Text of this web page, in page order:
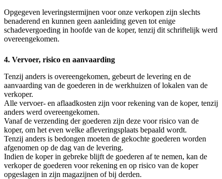
Opgegeven leveringstermijnen voor onze verkopen zijn slechts
benaderend en kunnen geen aanleiding geven tot enige
schadevergoeding in hoofde van de koper, tenzij dit schriftelijk werd
overeengekomen.
4. Vervoer, risico en aanvaarding
Tenzij anders is overeengekomen, gebeurt de levering en de
aanvaarding van de goederen in de werkhuizen of lokalen van de
verkoper.
Alle vervoer- en aflaadkosten zijn voor rekening van de koper, tenzij
anders werd overeengekomen.
Vanaf de verzending der goederen zijn deze voor risico van de
koper, om het even welke afleveringsplaats bepaald wordt.
Tenzij anders is bedongen moeten de gekochte goederen worden
afgenomen op de dag van de levering.
Indien de koper in gebreke blijft de goederen af te nemen, kan de
verkoper de goederen voor rekening en op risico van de koper
opgeslagen in zijn magazijnen of bij derden.